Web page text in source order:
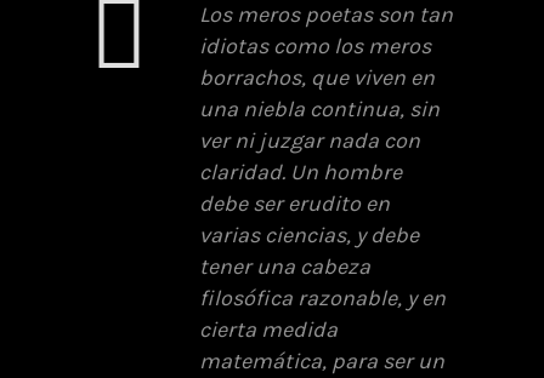
Los meros poetas son tan
idiotas como los meros
borrachos, que viven en
una niebla continua, sin
ver ni juzgar nada con
claridad. Un hombre
debe ser erudito en
varias ciencias, y debe
tener una cabeza
filosófica razonable, y en
cierta medida
matemática, para ser un